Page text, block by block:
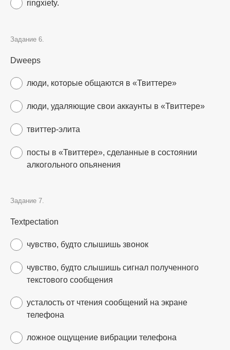
ringxiety.
Задание 6.
Dweeps
люди, которые общаются в «Твиттере»
люди, удаляющие свои аккаунты в «Твиттере»
твиттер-элита
посты в «Твиттере», сделанные в состоянии
алкогольного опьянения
Задание 7.
Textpectation
чувство, будто слышишь звонок
чувство, будто слышишь сигнал полученного
текстового сообщения
усталость от чтения сообщений на экране
телефона
ложное ощущение вибрации телефона